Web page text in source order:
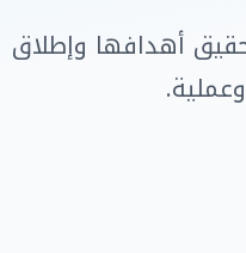
أهدافها وإطلاق